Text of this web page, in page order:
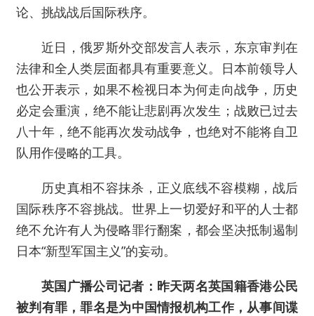
论、挑战战后国际秩序。
近日，俄罗斯外交部发言人表示，东京审判在
法律和全人类层面都具有重要意义。日本前领导人
也公开表示，如果不检视日本为何走向战争，历史
必定会重演，绝不能让悲剧再次发生；战败已过去
八十年，绝不能再次发动战争，也绝对不能将自卫
队用作侵略的工具。
历史真相不容抹杀，正义底线不容模糊，战后
国际秩序不容挑战。世界上一切爱好和平的人士都
绝不允许有人为侵略罪行翻案，都会坚决抵制遏制
日本“新型军国主义”的妄动。
英国广播公司记者：昨天两名英国籍香港公民
被判有罪，罪名是为中国情报机构工作，从事间谍